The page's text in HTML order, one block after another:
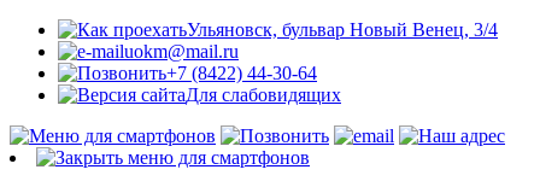
Ульяновск, бульвар Новый Венец, 3/4
uokm@mail.ru
+7 (8422) 44-30-64
Для слабовидящих